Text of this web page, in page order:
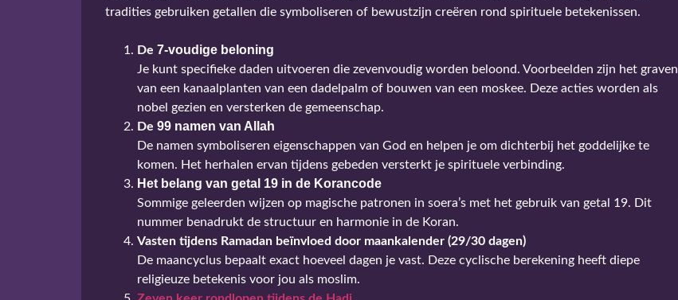
tradities gebruiken getallen die symboliseren of bewustzijn creëren rond spirituele betekenissen.
De 7-voudige beloning
Je kunt specifieke daden uitvoeren die zevenvoudig worden beloond. Voorbeelden zijn het graven
van een kanaalplanten van een dadelpalm of bouwen van een moskee. Deze acties worden als
nobel gezien en versterken de gemeenschap.
De 99 namen van Allah
De namen symboliseren eigenschappen van God en helpen je om dichterbij het goddelijke te
komen. Het herhalen ervan tijdens gebeden versterkt je spirituele verbinding.
Het belang van getal 19 in de Korancode
Sommige geleerden wijzen op magische patronen in soera’s met het gebruik van getal 19. Dit
nummer benadrukt de structuur en harmonie in de Koran.
Vasten tijdens Ramadan beïnvloed door maankalender (29/30 dagen)
De maancyclus bepaalt exact hoeveel dagen je vast. Deze cyclische berekening heeft diepe
religieuze betekenis voor jou als moslim.